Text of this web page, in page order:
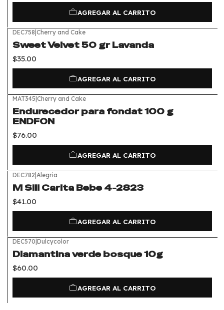
AGREGAR AL CARRITO
DEC758 Cherry and Cake
Sweet Velvet 50 gr Lavanda
$35.00
AGREGAR AL CARRITO
MAT345 Cherry and Cake
Endurecedor para fondat 100 g
ENDFON
$76.00
AGREGAR AL CARRITO
DEC782 Alegria
M Sili Carita Bebe 4-2823
$41.00
AGREGAR AL CARRITO
DEC570 Dulcycolor
Diamantina verde bosque 10g
$60.00
AGREGAR AL CARRITO